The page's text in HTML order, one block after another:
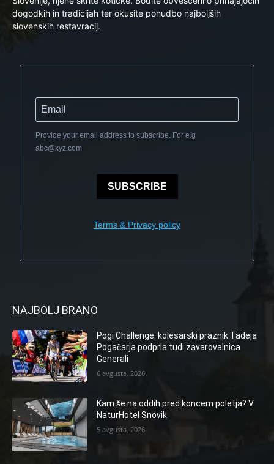
dogodkih in tradicijah ter okusite ponudbo najboljših
slovenskih restavracij.
Provide your email address to subscribe. For e.g
abc@xyz.com
SUBSCRIBE
Terms & Privacy policy
NAJBOLJ BRANO
Pogi Challenge: kolesarski praznik Tadeja
Pogačarja podprla tudi zavarovalnica
Generali
6 avgusta, 2026
Kam še na oddih pred koncem poletja? V
NaturHotel Snovik
5 avgusta, 2026